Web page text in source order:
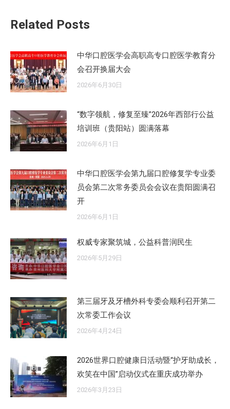
Related Posts
中华口腔医学会高职高专口腔医学教育分
会召开换届大会
2026年6月30日
“数字领航，修复至臻”2026年西部行公益
培训班（贵阳站）圆满落幕
2026年6月1日
中华口腔医学会第九届口腔修复学专业委
员会第二次常务委员会会议在贵阳圆满召
开
2026年6月1日
权威专家聚筑城，公益科普润民生
2026年5月29日
第三届牙及牙槽外科专委会顺利召开第二
次常委工作会议
2026年4月24日
2026世界口腔健康日活动暨“护牙助成长，
欢笑在中国”启动仪式在重庆成功举办
2026年3月23日